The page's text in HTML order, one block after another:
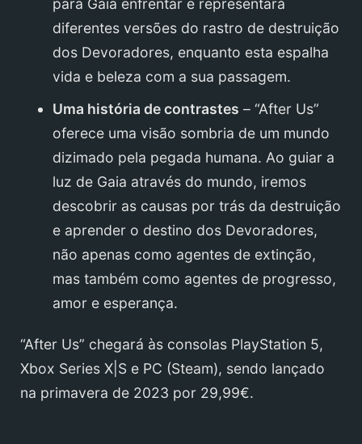
para Gaia enfrentar e representará
diferentes versões do rastro de destruição
dos Devoradores, enquanto esta espalha
vida e beleza com a sua passagem.
Uma história de contrastes – “After Us”
oferece uma visão sombria de um mundo
dizimado pela pegada humana. Ao guiar a
luz de Gaia através do mundo, iremos
descobrir as causas por trás da destruição
e aprender o destino dos Devoradores,
não apenas como agentes de extinção,
mas também como agentes de progresso,
amor e esperança.
“After Us” chegará às consolas PlayStation 5,
Xbox Series X|S e PC (Steam), sendo lançado
na primavera de 2023 por 29,99€.